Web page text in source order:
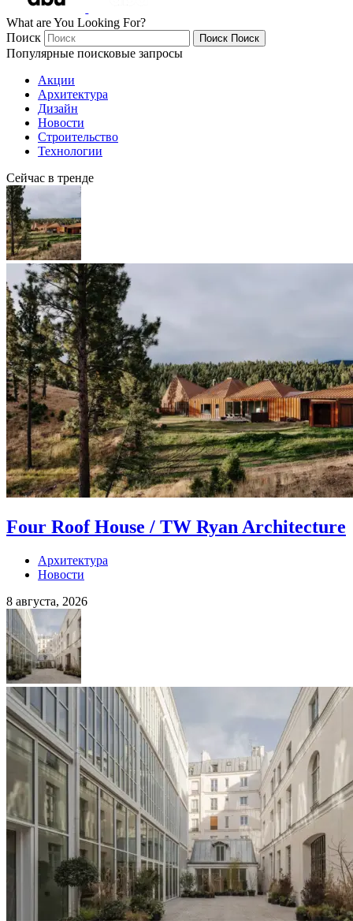
What are You Looking For?
Поиск
Поиск Поиск
Популярные поисковые запросы
Акции
Архитектура
Дизайн
Новости
Строительство
Технологии
Сейчас в тренде
Four Roof House / TW Ryan Architecture
Архитектура
Новости
8 августа, 2026